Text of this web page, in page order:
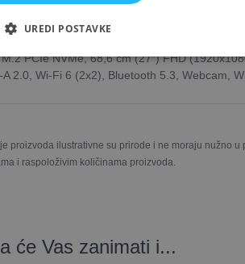
PCIe NVMe, 68,6 cm (27″) FHD
2.0, Wi-Fi 6 (2x2), Bluetooth 5.3, Webcam,
ilustrativne su prirode i ne moraju nužno
i raspoloživim količinama proizvoda.
će Vas zanimati i...
UREDI POSTAVKE